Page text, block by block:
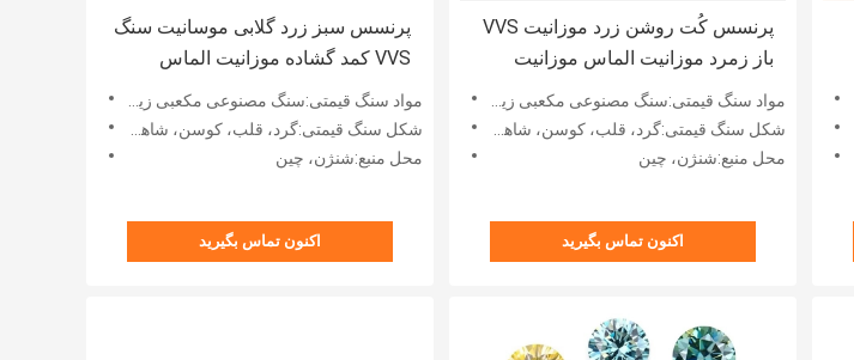
پرنسس سبز زرد گلابی موسانیت سنگ
VVS کمد گشاده موزانیت الماس
طلایی گل رز حلقه های نامزدی
موزانیت
مواد سنگ قیمتی:سنگ مصنوعی مکعبی زیرکونیا
شکل سنگ قیمتی:گرد، قلب، کوسن، شاهزاده خانم، اسکر، بیضی، زمرد، بیضی، گلابی و غیره
محل منبع:شنژن، چین
اکنون تماس بگیرید
پرنسس کُت روشن زرد موزانیت VVS
باز زمرد موزانیت الماس موزانیت
حلقه های صورتی موزانیت حلقه وعده
مواد سنگ قیمتی:سنگ مصنوعی مکعبی زیرکونیا
شکل سنگ قیمتی:گرد، قلب، کوسن، شاهزاده خانم، اسکر، بیضی، زمرد، بیضی، گلابی و غیره
محل منبع:شنژن، چین
اکنون تماس بگیرید